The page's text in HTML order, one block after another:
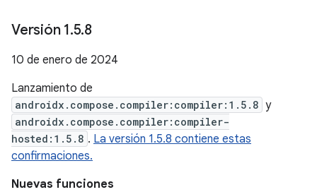
Versión 1.5.8
10 de enero de 2024
Lanzamiento de
androidx.compose.compiler:compiler:1.5.8 y
androidx.compose.compiler:compiler-
hosted:1.5.8 . La versión 1.5.8 contiene estas
confirmaciones.
Nuevas funciones